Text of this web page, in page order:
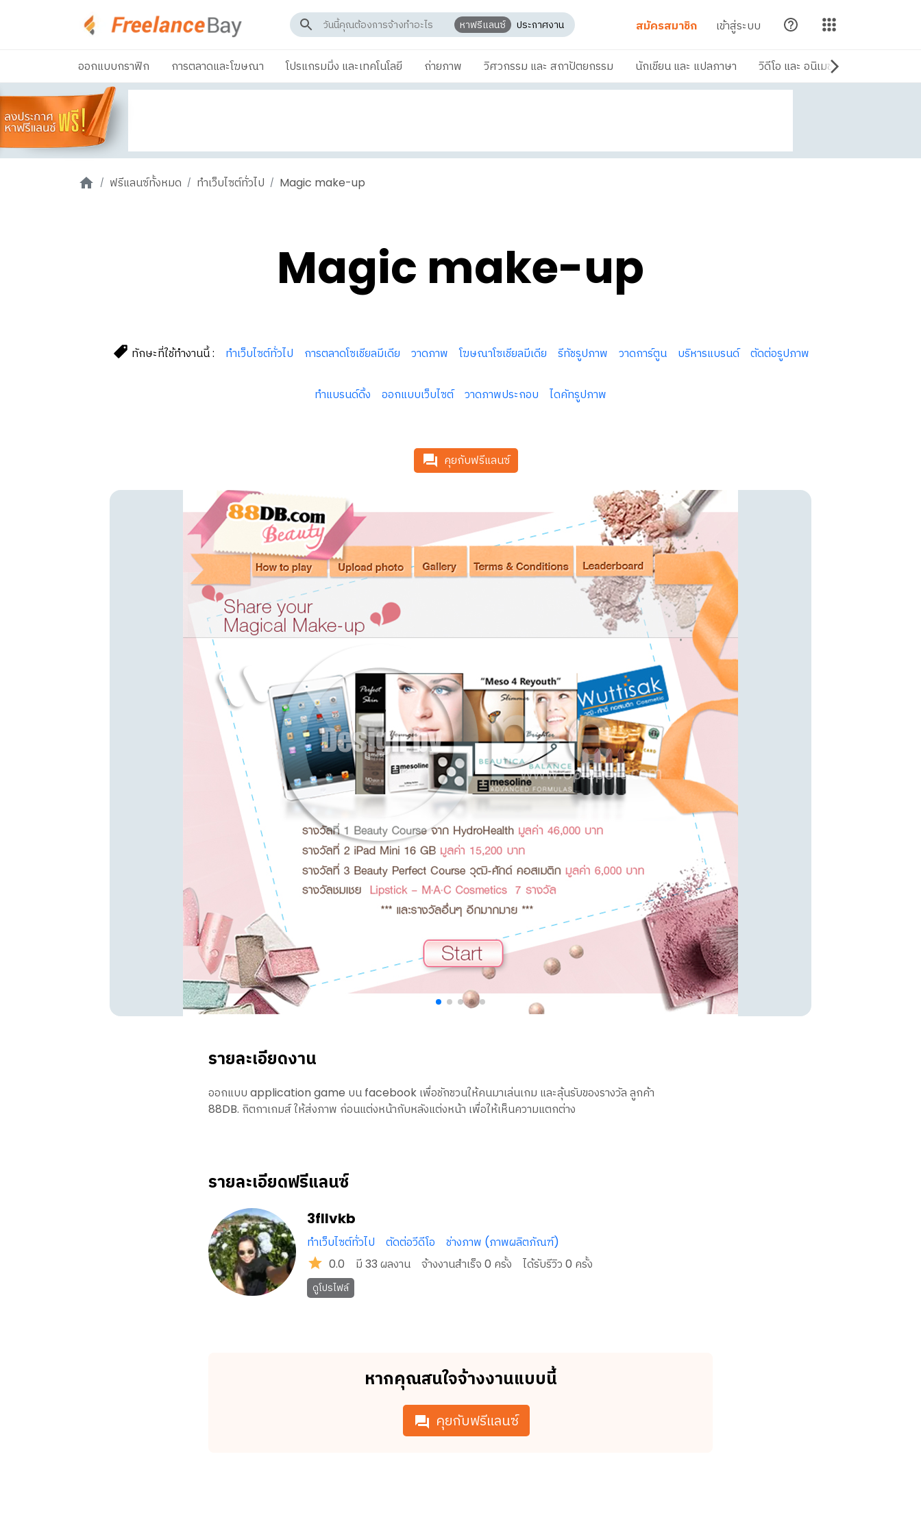
หาฟรีแลนซ์ ประกาศงาน สมัครสมาชิก เข้าสู่ระบบ
ออกแบบกราฟิก การตลาดและโฆษณา โปรแกรมมิ่ง และเทคโนโลยี ถ่ายภาพ วิศวกรรม และ สถาปัตยกรรม นักเขียน และ แปลภาษา วิดีโอ และ อนิเมชัน
ฟรีแลนซ์ทั้งหมด ทำเว็บไซต์ทั่วไป Magic make-up
Magic make-up
ทักษะที่ใช้ทำงานนี้ : ทำเว็บไซต์ทั่วไป การตลาดโซเชียลมีเดีย วาดภาพ โฆษณาโซเชียลมีเดีย รีทัชรูปภาพ วาดการ์ตูน บริหารแบรนด์ ตัดต่อรูปภาพ
ทำแบรนด์ดิ้ง ออกแบบเว็บไซต์ วาดภาพประกอบ ไดคัทรูปภาพ
คุยกับฟรีแลนซ์
รายละเอียดงาน
ออกแบบ application game บน facebook เพื่อชักชวนให้คนมาเล่นเกม และลุ้นรับของรางวัล ลูกค้า
88DB. กิตกาเกมส์ ให้ส่งภาพ ก่อนแต่งหน้ากับหลังแต่งหน้า เพื่อให้เห็นความแตกต่าง
รายละเอียดฟรีแลนซ์
3fllvkb
ทำเว็บไซต์ทั่วไป ตัดต่อวีดีโอ
ช่างภาพ (ภาพผลิตภัณฑ์)
0.0
มี 33 ผลงาน จ้างงานสำเร็จ 0 ครั้ง ได้รับรีวิว 0 ครั้ง
ดูโปรไฟล์
หากคุณสนใจจ้างงานแบบนี้
คุยกับฟรีแลนซ์